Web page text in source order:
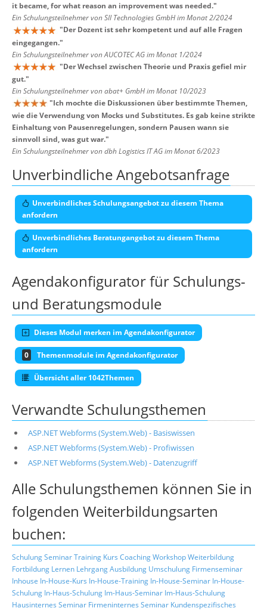
it became, for what reason an improvement was needed."
Ein Schulungsteilnehmer von SII Technologies GmbH im Monat 2/2024
"Der Dozent ist sehr kompetent und auf alle Fragen
eingegangen."
Ein Schulungsteilnehmer von AUCOTEC AG im Monat 1/2024
"Der Wechsel zwischen Theorie und Praxis gefiel mir
gut."
Ein Schulungsteilnehmer von abat+ GmbH im Monat 10/2023
"Ich mochte die Diskussionen über bestimmte Themen,
wie die Verwendung von Mocks und Substitutes. Es gab keine strikte
Einhaltung von Pausenregelungen, sondern Pausen wann sie
sinnvoll sind, was gut war."
Ein Schulungsteilnehmer von dbh Logistics IT AG im Monat 6/2023
Unverbindliche Angebotsanfrage
Unverbindliches Schulungsangebot zu diesem Thema
anfordern
Unverbindliches Beratungangebot zu diesem Thema
anfordern
Agendakonfigurator für Schulungs-
und Beratungsmodule
Dieses Modul merken im Agendakonfigurator
0 Themenmodule im Agendakonfigurator
Übersicht aller 1042Themen
Verwandte Schulungsthemen
ASP.NET Webforms (System.Web) - Basiswissen
ASP.NET Webforms (System.Web) - Profiwissen
ASP.NET Webforms (System.Web) - Datenzugriff
Alle Schulungsthemen können Sie in
folgenden Weiterbildungsarten
buchen:
SchulungSeminarTraining Kurs CoachingWorkshopWeiterbildung
Fortbildung Lernen LehrgangAusbildung Umschulung Firmenseminar
Inhouse In-House-Kurs In-House-Training In-House-Seminar In-House-
Schulung In-Haus-Schulung Im-Haus-Seminar Im-Haus-Schulung
Hausinternes Seminar Firmeninternes Seminar Kundenspezifisches